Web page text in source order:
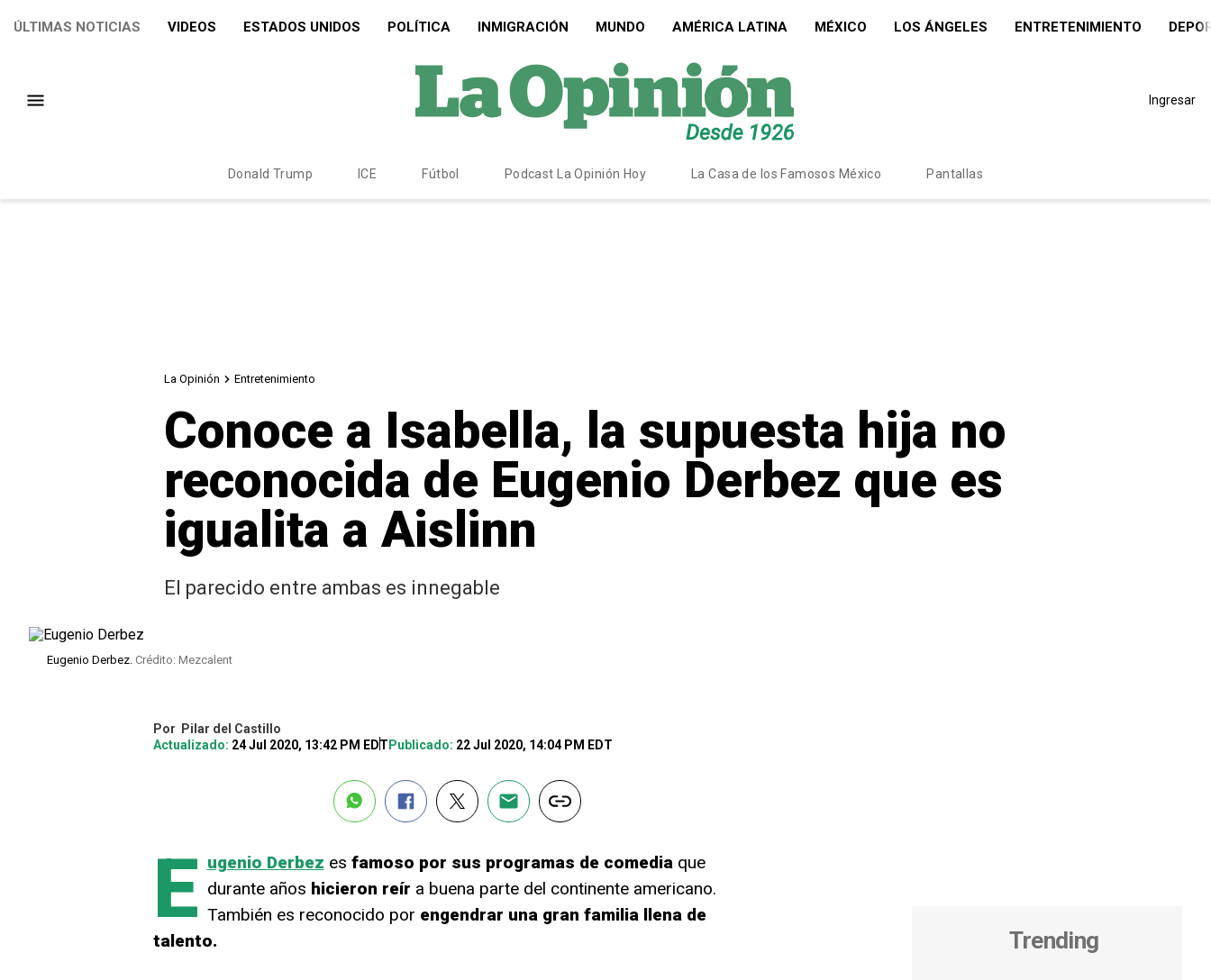
ÚLTIMAS NOTICIAS VIDEOS ESTADOS UNIDOS POLÍTICA INMIGRACIÓN MUNDO AMÉRICA LATINA MÉXICO LOS ÁNGELES ENTRETENIMIENTO
Ingresar
Donald Trump ICE Fútbol Podcast La Opinión Hoy La Casa de los Famosos México Pantallas
La Opinión Entretenimiento
Conoce a Isabella, la supuesta hija no
reconocida de Eugenio Derbez que es
igualita a Aislinn
El parecido entre ambas es innegable
Eugenio Derbez. Crédito: Mezcalent
Por
Pilar del Castillo
Actualizado: 24 Jul 2020, 13:42 PM EDT Publicado: 22 Jul 2020, 14:04 PM EDT
E ugenio Derbez es famoso por sus programas de comediaque
durante años hicieron reír a buena parte del continente americano.
También es reconocido por engendrar una gran familia llena de
talento.
Trending